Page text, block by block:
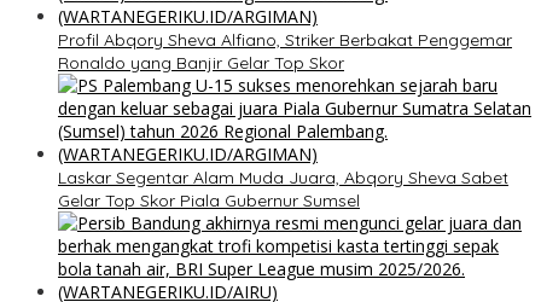
Profil Abqory Sheva Alfiano, Striker Berbakat Penggemar
Ronaldo yang Banjir Gelar Top Skor
Laskar Segentar Alam Muda Juara, Abqory Sheva Sabet
Gelar Top Skor Piala Gubernur Sumsel